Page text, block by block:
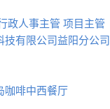
政人事主管 项目主管
技有限公司益阳分公司
咖啡中西餐厅